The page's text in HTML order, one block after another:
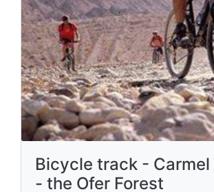
Bicycle track - Carmel
- the Ofer Forest